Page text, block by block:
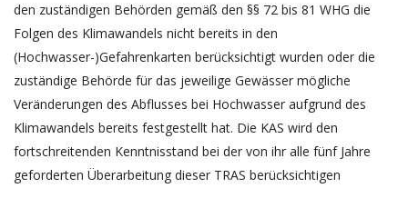
den zuständigen Behörden gemäß den §§ 72 bis 81 WHG die
Folgen des Klimawandels nicht bereits in den
(Hochwasser-)Gefahrenkarten berücksichtigt wurden oder die
zuständige Behörde für das jeweilige Gewässer mögliche
Veränderungen des Abflusses bei Hochwasser aufgrund des
Klimawandels bereits festgestellt hat. Die KAS wird den
fortschreitenden Kenntnisstand bei der von ihr alle fünf Jahre
geforderten Überarbeitung dieser TRAS berücksichtigen